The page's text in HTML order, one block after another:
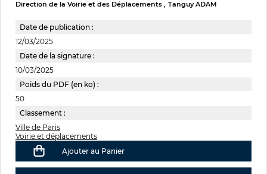
Direction de la Voirie et des Déplacements Tanguy ADAM
Date de publication :
12/03/2025
Date de la signature :
10/03/2025
Poids du PDF (en ko) :
50
Classement :
Ville de Paris
Voirie et déplacements
Ajouter au Panier